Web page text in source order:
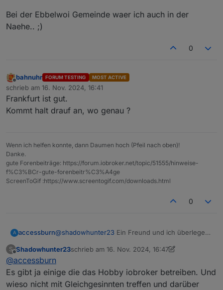
Bei der Ebbelwoi Gemeinde waer ich auch in der
Naehe.. ;)
0
Offline
bahnuhr FORUM TESTING MOST ACTIVE
schrieb am 16. Nov. 2024, 16:41
zuletzt editiert von
Frankfurt ist gut.
Kommt halt drauf an, wo genau ?
Wenn ich helfen konnte, dann Daumen hoch (Pfeil nach oben)!
Danke.
gute Forenbeiträge: https://forum.iobroker.net/topic/51555/hinweise-
f%C3%BCr-gute-forenbeitr%C3%A4ge
ScreenToGif :https://www.screentogif.com/downloads.html
0
A accessburn@shadowhunter23 Ein Freund und ich überlegen
S Shadowhunter23schrieb am 16. Nov. 2024, 16:47
zuletzt editiert von Shadowhunter23
@accessburn
Es gibt ja einige die das Hobby iobroker betreiben. Und
wieso nicht mit Gleichgesinnten treffen und darüber